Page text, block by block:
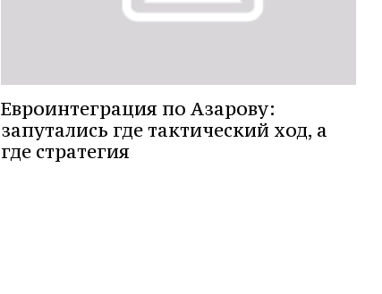
Евроинтеграция по Азарову:
запутались где тактический ход, а
где стратегия